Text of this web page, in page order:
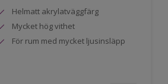
Helmatt akrylatväggfärg
Mycket hög vithet
För rum med mycket ljusinsläpp